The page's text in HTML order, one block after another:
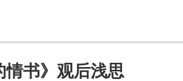
书》观后浅思